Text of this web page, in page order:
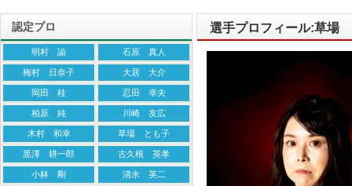
選手プロフィール:草場
認定プロ
明村 諭 石原 真人
梅村 日奈子 大居 大介
岡田 桂 忍田 幸夫
柏原 純 川崎 友広
木村 和幸 草場 とも子
黒澤 耕一郎 古久根 英孝
小林 剛 清水 英二